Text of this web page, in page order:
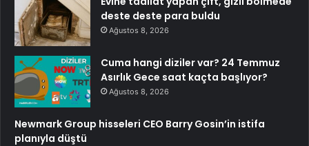
deste deste para buldu
Ağustos 8, 2026
Cuma hangi diziler var? 24 Temmuz
Asırlık Gece saat kaçta başlıyor?
Ağustos 8, 2026
Newmark Group hisseleri CEO Barry Gosin’in istifa
planıyla düştü